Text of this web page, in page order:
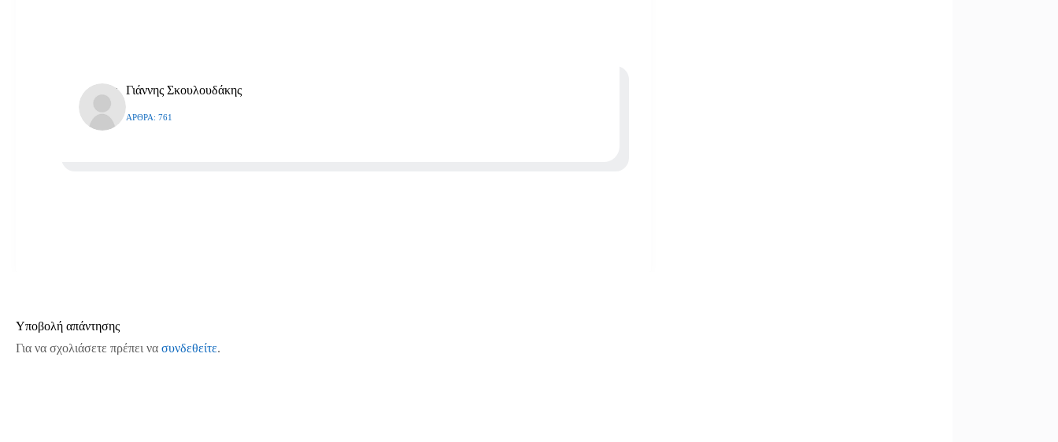
Γιάννης Σκουλουδάκης
ΆΡΘΡΑ: 761
Υποβολή απάντησης
Για να σχολιάσετε πρέπει να συνδεθείτε.